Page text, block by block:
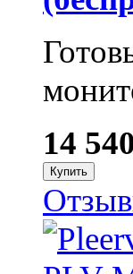
14 540